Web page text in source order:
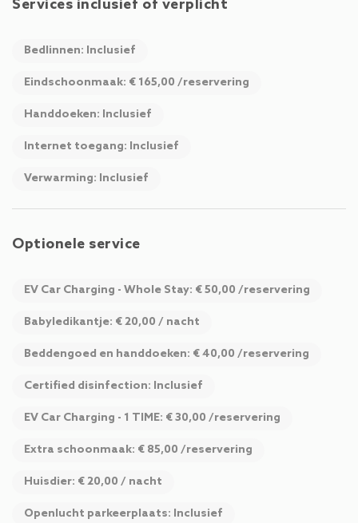
Services inclusief of verplicht
Bedlinnen: Inclusief
Eindschoonmaak: € 165,00 /reservering
Handdoeken: Inclusief
Internet toegang: Inclusief
Verwarming: Inclusief
Optionele service
EV Car Charging - Whole Stay: € 50,00 /reservering
Babyledikantje: € 20,00 / nacht
Beddengoed en handdoeken: € 40,00 /reservering
Certified disinfection: Inclusief
EV Car Charging - 1 TIME: € 30,00 /reservering
Extra schoonmaak: € 85,00 /reservering
Huisdier: € 20,00 / nacht
Openlucht parkeerplaats: Inclusief